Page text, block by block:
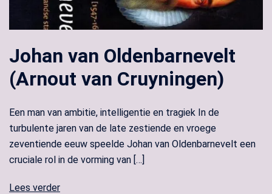
Johan van Oldenbarnevelt
(Arnout van Cruyningen)
Een man van ambitie, intelligentie en tragiek In de
turbulente jaren van de late zestiende en vroege
zeventiende eeuw speelde Johan van Oldenbarnevelt een
cruciale rol in de vorming van […]
Lees verder